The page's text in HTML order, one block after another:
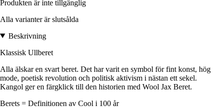
Produkten är inte tillgänglig
Alla varianter är slutsålda
Beskrivning
Klassisk Ullberet
Alla älskar en svart beret. Det har varit en symbol för fint konst, hög
mode, poetisk revolution och politisk aktivism i nästan ett sekel.
Kangol ger en färgklick till den historien med Wool Jax Beret.
Berets = Definitionen av Cool i 100 år